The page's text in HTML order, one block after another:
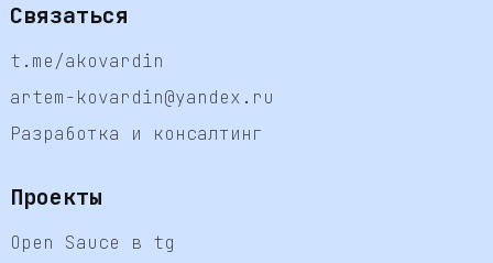
Связаться
t.me/akovardin
artem-kovardin@yandex.ru
Разработка и консалтинг
Проекты
Open Sauce в tg